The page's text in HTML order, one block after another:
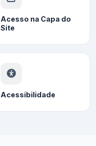
Acesso na Capa do
Site
Acessibilidade